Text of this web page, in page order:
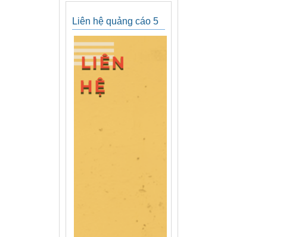
Liên hệ quảng cáo 5